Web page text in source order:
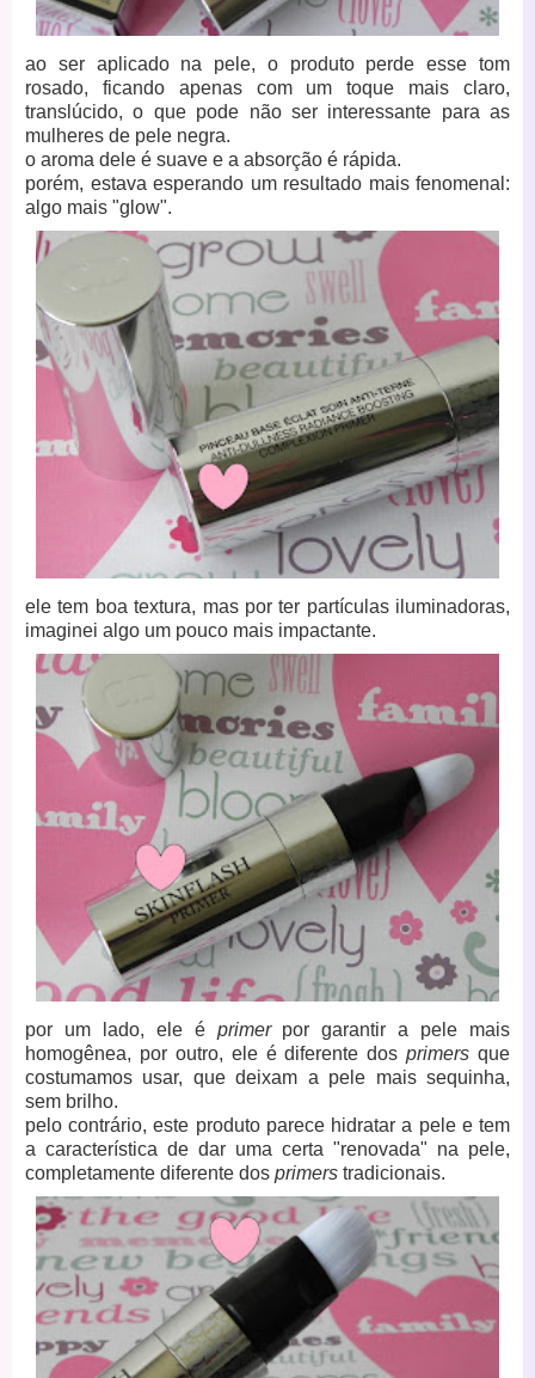
ao ser aplicado na pele, o produto perde esse tom
rosado, ficando apenas com um toque mais claro,
translúcido, o que pode não ser interessante para as
mulheres de pele negra.
o aroma dele é suave e a absorção é rápida.
porém, estava esperando um resultado mais fenomenal:
algo mais "glow".
ele tem boa textura, mas por ter partículas iluminadoras,
imaginei algo um pouco mais impactante.
por um lado, ele é primerpor garantir a pele mais
homogênea, por outro, ele é diferente dosprimers que
costumamos usar, que deixam a pele mais sequinha,
sem brilho.
pelo contrário, este produto parece hidratar a pele e tem
a característica de dar uma certa "renovada" na pele,
completamente diferente dos primers tradicionais.